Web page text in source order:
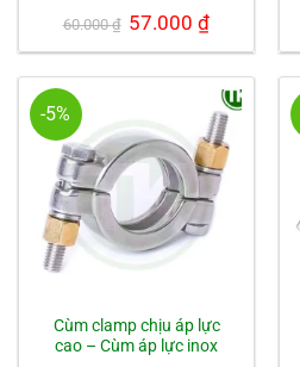
60.000₫ Giá
gốc
là:
57.000₫Giá
tại
57.000 ₫.
-5%
Cùm clamp chịu áp lực
cao – Cùm áp lực inox